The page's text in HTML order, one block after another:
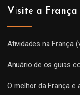
Visite a França
Atividades na França
Anuário de os guias
O melhor da França e